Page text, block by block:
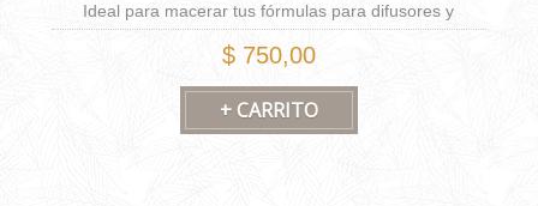
Ideal para macerar tus fórmulas para difusores y
brumas.
$ 750,00